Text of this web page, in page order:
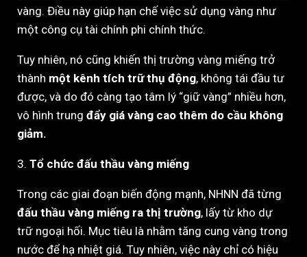
vàng. Điều này giúp hạn chế việc sử dụng vàng như
một công cụ tài chính phi chính thức.
Tuy nhiên, nó cũng khiến thị trường vàng miếng trở
thành một kênh tích trữ thụ động, không tái đầu tư
được, và do đó càng tạo tâm lý “giữ vàng” nhiều hơn,
vô hình trung đẩy giá vàng cao thêm do cầu không
giảm.
3. Tổ chức đấu thầu vàng miếng
Trong các giai đoạn biến động mạnh, NHNN đã từng
đấu thầu vàng miếng ra thị trường, lấy từ kho dự
trữ ngoại hối. Mục tiêu là nhằm tăng cung vàng trong
nước để hạ nhiệt giá. Tuy nhiên, việc này chỉ có hiệu